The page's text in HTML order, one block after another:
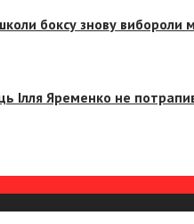
боксу знову вибороли
Ілля Яременко не